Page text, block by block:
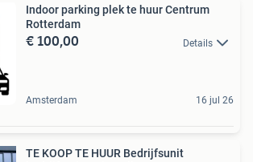
Indoor parking plek te huur Centrum
Rotterdam
€ 100,00 Details
Amsterdam 16 jul 26
TE KOOP TE HUUR Bedrijfsunit